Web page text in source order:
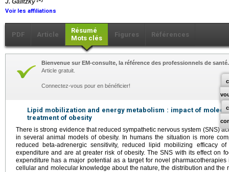
J. Galitzky
Voir les affiliations
PDF Article
Résumé
Mots clés
Figures Références
Bienvenue sur EM-consulte, la référence des professionnels de santé.
Article gratuit.
Connectez-vous pour en bénéficier!
Lipid mobilization and energy metabolism : impact of
treatment of obesity
There is strong evidence that reduced sympathetic nervous system (SNS)
in several animal models of obesity. In humans the situation is more
reduced beta-adrenergic sensitivity, reduced lipid mobilizing efficacy
expenditure and are at greater risk of obesity. The SNS with its effect on
expenditure has a major potential as a target for novel
cellular and molecular knowledge about the nature, the distribution and